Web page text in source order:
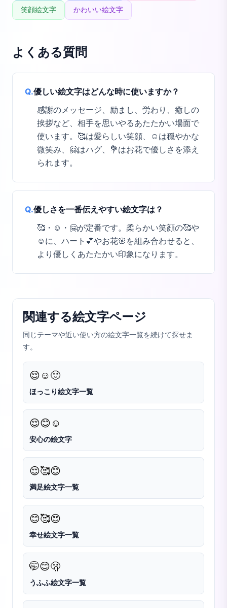
笑顔絵文字 かわいい絵文字
よくある質問
Q.優しい絵文字はどんな時に使いますか？
感謝のメッセージ、励まし、労わり、癒しの
挨拶など、相手を思いやるあたたかい場面で
使います。🥰は愛らしい笑顔、☺️は穏やかな
微笑み、🤗はハグ、💐はお花で優しさを添え
られます。
Q.優しさを一番伝えやすい絵文字は？
🥰・☺️・🤗が定番です。柔らかい笑顔の🥰や
☺️に、ハート💕やお花🌸を組み合わせると、
より優しくあたたかい印象になります。
関連する絵文字ページ
同じテーマや近い使い方の絵文字一覧を続けて探せま
す。
😌 ☺️🙂
ほっこり絵文字一覧
😌😊 ☺️
安心の絵文字
😌🥰😊
満足絵文字一覧
😊🥰😍
幸せ絵文字一覧
🤭😊🫢
うふふ絵文字一覧